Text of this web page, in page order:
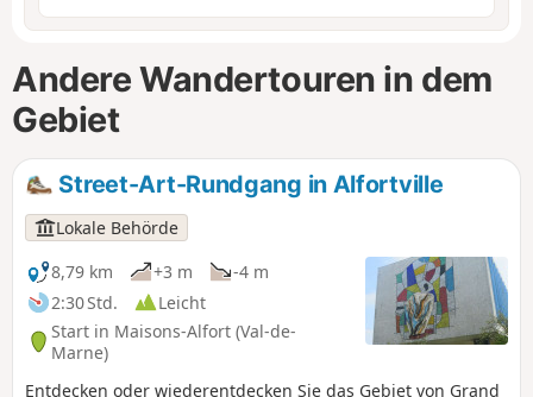
Andere Wandertouren in dem
Gebiet
Street-Art-Rundgang in Alfortville
Lokale Behörde
8,79 km
+3 m
-4 m
2:30 Std.
Leicht
Start in Maisons-Alfort (Val-de-
Marne)
Entdecken oder wiederentdecken Sie das Gebiet von Grand